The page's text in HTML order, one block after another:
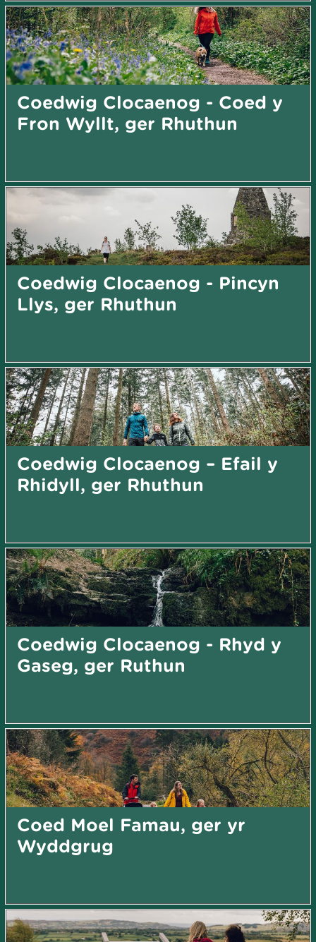
Coedwig Clocaenog - Coed y
Fron Wyllt, ger Rhuthun
Coedwig Clocaenog - Pincyn
Llys, ger Rhuthun
Coedwig Clocaenog – Efail y
Rhidyll, ger Rhuthun
Coedwig Clocaenog - Rhyd y
Gaseg, ger Ruthun
Coed Moel Famau, ger yr
Wyddgrug